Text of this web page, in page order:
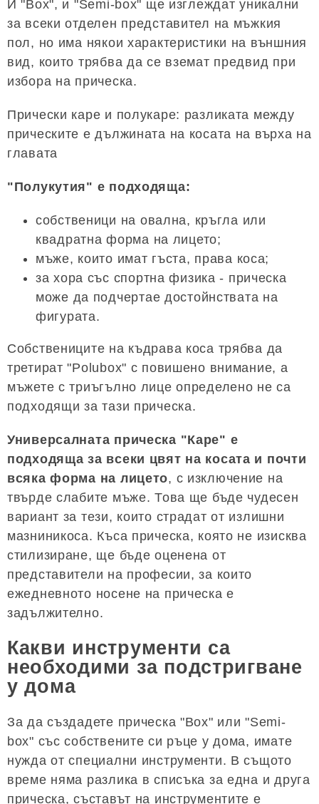
И "Box", и "Semi-box" ще изглеждат уникални
за всеки отделен представител на мъжкия
пол, но има някои характеристики на външния
вид, които трябва да се вземат предвид при
избора на прическа.
Прически каре и полукаре: разликата между
прическите е дължината на косата на върха на
главата
"Полукутия" е подходяща:
собственици на овална, кръгла или
квадратна форма на лицето;
мъже, които имат гъста, права коса;
за хора със спортна физика - прическа
може да подчертае достойнствата на
фигурата.
Собствениците на къдрава коса трябва да
третират "Polubox" с повишено внимание, а
мъжете с триъгълно лице определено не са
подходящи за тази прическа.
Универсалната прическа "Каре" е
подходяща за всеки цвят на косата и почти
всяка форма на лицето, с изключение на
твърде слабите мъже. Това ще бъде чудесен
вариант за тези, които страдат от излишни
мазниникоса. Къса прическа, която не изисква
стилизиране, ще бъде оценена от
представители на професии, за които
ежедневното носене на прическа е
задължително.
Какви инструменти са
необходими за подстригване
у дома
За да създадете прическа "Box" или "Semi-
box" със собствените си ръце у дома, имате
нужда от специални инструменти. В същото
време няма разлика в списъка за една и друга
прическа, съставът на инструментите е